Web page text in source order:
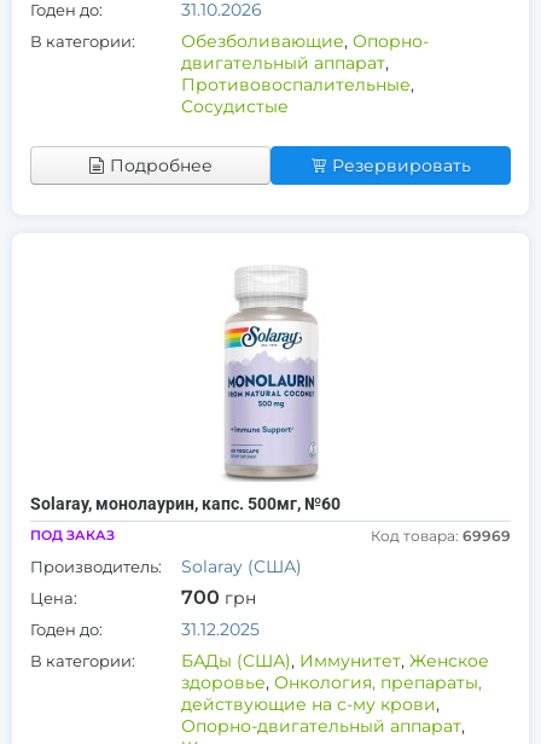
Годен до: 31.10.2026
В категории: Обезболивающие, Опорно-
двигательный аппарат,
Противовоспалительные,
Сосудистые
Подробнее Резервировать
Solaray, монолаурин, капс. 500мг, №60
ПОД ЗАКАЗ Код товара: 69969
Производитель: Solaray (США)
Цена: 700 грн
Годен до: 31.12.2025
В категории: БАДы (США), Иммунитет, Женское
здоровье, Онкология, препараты,
действующие на с-му крови,
Опорно-двигательный аппарат,